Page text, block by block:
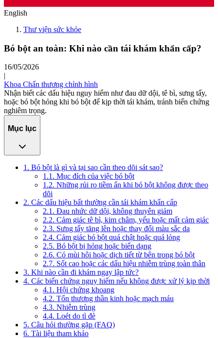
English
Thư viện sức khỏe
Bó bột an toàn: Khi nào cần tái khám khẩn cấp?
16/05/2026
|
Khoa Chấn thương chỉnh hình
Nhận biết các dấu hiệu nguy hiểm như đau dữ dội, tê bì, sưng tấy,
hoặc bó bột hỏng khi bó bột để kịp thời tái khám, tránh biến chứng
nghiêm trọng.
Mục lục
1. Bó bột là gì và tại sao cần theo dõi sát sao?
1.1. Mục đích của việc bó bột
1.2. Những rủi ro tiềm ẩn khi bó bột không được theo
dõi
2. Các dấu hiệu bất thường cần tái khám khẩn cấp
2.1. Đau nhức dữ dội, không thuyên giảm
2.2. Cảm giác tê bì, kim châm, yếu hoặc mất cảm giác
2.3. Sưng tấy tăng lên hoặc thay đổi màu sắc da
2.4. Cảm giác bó bột quá chật hoặc quá lỏng
2.5. Bó bột bị hỏng hoặc biến dạng
2.6. Có mùi hôi hoặc dịch tiết từ bên trong bó bột
2.7. Sốt cao hoặc các dấu hiệu nhiễm trùng toàn thân
3. Khi nào cần đi khám ngay lập tức?
4. Các biến chứng nguy hiểm nếu không được xử lý kịp thời
4.1. Hội chứng khoang
4.2. Tổn thương thần kinh hoặc mạch máu
4.3. Nhiễm trùng
4.4. Loét do tì đè
5. Câu hỏi thường gặp (FAQ)
6. Tài liệu tham khảo